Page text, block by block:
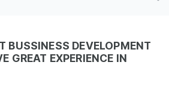
BUSSINESS DEVELOPMENT
GREAT EXPERIENCE IN